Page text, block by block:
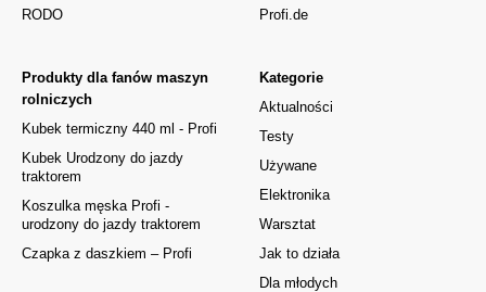
RODO
Kategorie
Aktualności
Testy
Używane
Elektronika
Warsztat
Jak to działa
Dla młodych
Produkty dla fanów maszyn
rolniczych
Kubek termiczny 440 ml - Profi
Kubek Urodzony do jazdy
traktorem
Koszulka męska Profi -
urodzony do jazdy traktorem
Czapka z daszkiem – Profi
Profi.de